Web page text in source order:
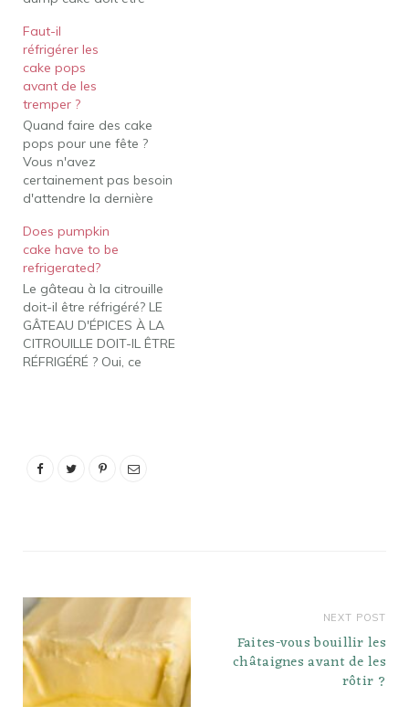
refroidi. Les fruits du
gâteau se gâteront
rapidement s'ils sont
laissés sur le comptoir.
Vous pouvez réfrigérer le
gâteau aux cerises au
réfrigérateur…
Faut-il
réfrigérer les
cake pops
avant de les
tremper ?
Quand faire des cake
pops pour une fête ?
Vous n'avez
certainement pas besoin
d'attendre la dernière
cake pops parfaits pour
votre prochaine grande
fête ou événement. Vous
pouvez commencer à
cuisiner maintenant !
Préparez vos centres de
cake pops longtemps à
l'avance, trempez-les
Does pumpkin
cake have to be
refrigerated?
Le gâteau à la citrouille
doit-il être réfrigéré? LE
GÂTEAU D'ÉPICES À LA
CITROUILLE DOIT-IL ÊTRE
RÉFRIGÉRÉ ? Oui, ce
température ambiante,
NEXT POST
Faites-vous bouillir les
châtaignes avant de les
rôtir ?